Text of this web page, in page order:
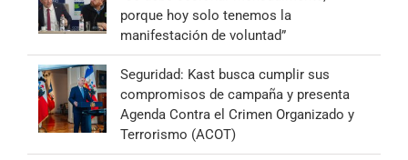
porque hoy solo tenemos la
manifestación de voluntad”
Seguridad: Kast busca cumplir sus
compromisos de campaña y presenta
Agenda Contra el Crimen Organizado y
Terrorismo (ACOT)